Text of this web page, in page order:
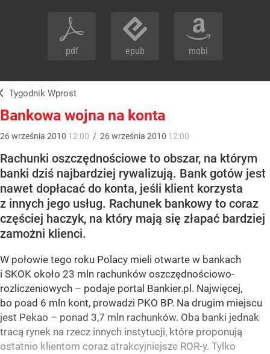
pdf epub mobi
Tygodnik Wprost
Bankowa wojna na konta
26września 2010 12:00 / 26września 2010 12:00
Rachunki oszczędnościowe to obszar, na którym
banki dziś najbardziej rywalizują. Bank gotów jest
nawet dopłacać do konta, jeśli klient korzysta
z innych jego usług. Rachunek bankowy to coraz
częściej haczyk, na który mają się złapać bardziej
zamożni klienci.
W połowie tego roku Polacy mieli otwarte w bankach
i SKOK około 23 mln rachunków oszczędnościowo-
rozliczeniowych – podaje portal Bankier.pl. Najwięcej,
bo poad 6 mln kont, prowadzi PKO BP. Na drugim miejscu
jest Pekao – ponad 3,7 mln rachunków. Oba banki jednak
tracą rynek na rzecz innych instytucji, które proponują
ostatnio klientom coraz atrakcyjniejsze ROR-y. Tylko